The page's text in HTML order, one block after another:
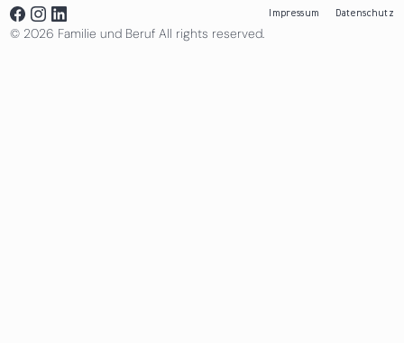
Impressum
Datenschutz
© 2026 Familie und Beruf All rights reserved.